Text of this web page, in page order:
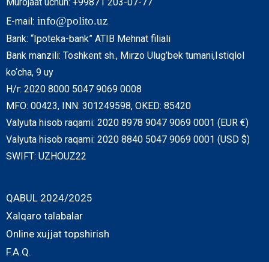
E-mail: info@polito.uz
Bank: “Ipoteka-bank” ATIB Mehnat filiali
Bank manzili: Toshkent sh., Mirzo Ulug’bek tumani,Istiqlol
ko‘cha, 9 uy
H/r: 2020 8000 5047 9069 0008
MFO: 00423, INN: 301249598, OKED: 85420
Valyuta hisob raqami: 2020 8978 9047 9069 0001 (EUR €)
Valyuta hisob raqami: 2020 8840 5047 9069 0001 (USD $)
SWIFT: UZHOUZ22
QABUL 2024/2025
Xalqaro talabalar
Online xujjat topshirish
F.A.Q.